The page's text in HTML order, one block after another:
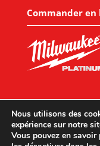
Commander en
Nous utilisons des
expérience sur notre
Vous pouvez en